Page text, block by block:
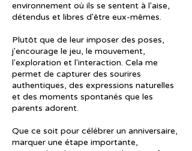
environnement où ils se sentent à l'aise,
détendus et libres d'être eux-mêmes.
Plutôt que de leur imposer des poses,
j'encourage le jeu, le mouvement,
l'exploration et l'interaction. Cela me
permet de capturer des sourires
authentiques, des expressions naturelles
et des moments spontanés que les
parents adorent.
Que ce soit pour célébrer un anniversaire,
marquer une étape importante,